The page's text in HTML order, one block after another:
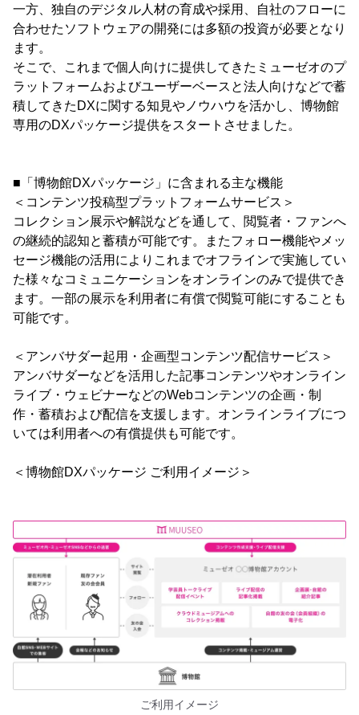
一方、独自のデジタル人材の育成や採用、自社のフローに
合わせたソフトウェアの開発には多額の投資が必要となり
ます。
そこで、これまで個人向けに提供してきたミューゼオのプ
ラットフォームおよびユーザーベースと法人向けなどで蓄
積してきたDXに関する知見やノウハウを活かし、博物館
専用のDXパッケージ提供をスタートさせました。
■「博物館DXパッケージ」に含まれる主な機能
＜コンテンツ投稿型プラットフォームサービス＞
コレクション展示や解説などを通して、閲覧者・ファンへ
の継続的認知と蓄積が可能です。またフォロー機能やメッ
セージ機能の活用によりこれまでオフラインで実施してい
た様々なコミュニケーションをオンラインのみで提供でき
ます。一部の展示を利用者に有償で閲覧可能にすることも
可能です。
＜アンバサダー起用・企画型コンテンツ配信サービス＞
アンバサダーなどを活用した記事コンテンツやオンライン
ライブ・ウェビナーなどのWebコンテンツの企画・制
作・蓄積および配信を支援します。オンラインライブにつ
いては利用者への有償提供も可能です。
＜博物館DXパッケージ ご利用イメージ＞
ご利用イメージ